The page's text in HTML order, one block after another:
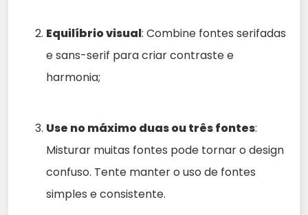
Equilíbrio visual: Combine fontes serifadas
e sans-serif para criar contraste e
harmonia;
Use no máximo duas ou três fontes:
Misturar muitas fontes pode tornar o design
confuso. Tente manter o uso de fontes
simples e consistente.